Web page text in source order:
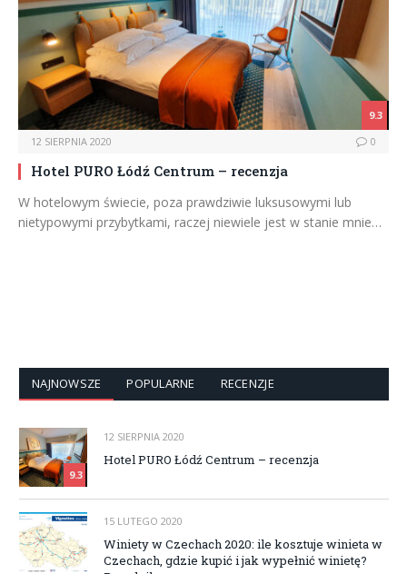
9.3
12 SIERPNIA 2020 0
Hotel PURO Łódź Centrum – recenzja
W hotelowym świecie, poza prawdziwie luksusowymi lub
nietypowymi przybytkami, raczej niewiele jest w stanie mnie…
NAJNOWSZE POPULARNE RECENZJE
9.3
12 SIERPNIA 2020
Hotel PURO Łódź Centrum – recenzja
15 LUTEGO 2020
Winiety w Czechach 2020: ile kosztuje winieta w
Czechach, gdzie kupić i jak wypełnić winietę?